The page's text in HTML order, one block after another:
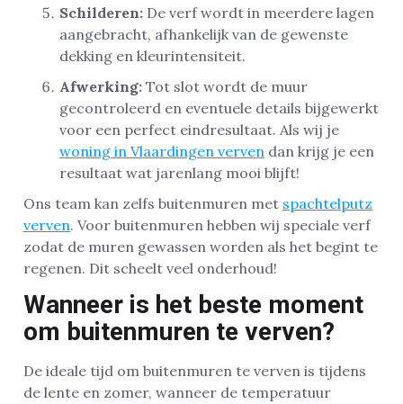
Schilderen: De verf wordt in meerdere lagen
aangebracht, afhankelijk van de gewenste
dekking en kleurintensiteit.
Afwerking: Tot slot wordt de muur
gecontroleerd en eventuele details bijgewerkt
voor een perfect eindresultaat. Als wij je
woning in Vlaardingen verven dan krijg je een
resultaat wat jarenlang mooi blijft!
Ons team kan zelfs buitenmuren met spachtelputz
verven. Voor buitenmuren hebben wij speciale verf
zodat de muren gewassen worden als het begint te
regenen. Dit scheelt veel onderhoud!
Wanneer is het beste moment
om buitenmuren te verven?
De ideale tijd om buitenmuren te verven is tijdens
de lente en zomer, wanneer de temperatuur